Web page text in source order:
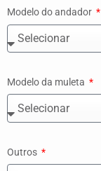
Modelo do andador
Modelo da muleta
Outros